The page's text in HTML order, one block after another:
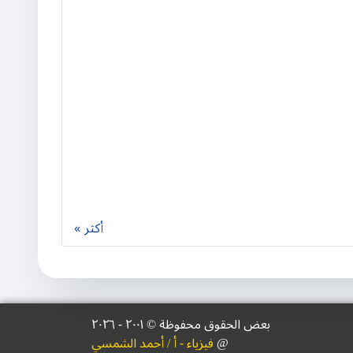
أكثر
بعض الحقوق محفوظة © ۲۰۰١ - ٢٠٢٦
@فيزياء - أ / أحمد الشمسي